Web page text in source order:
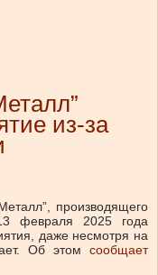
из-за
производящего
февраля 2025 года
даже несмотря на
Об этом сообщает